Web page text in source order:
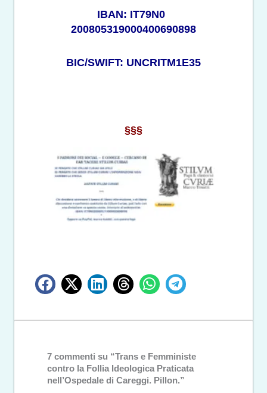
IBAN: IT79N0
200805319000400690898
BIC/SWIFT: UNCRITM1E35
§§§
7 commenti su “Trans e Femministe
contro la Follia Ideologica Praticata
nell’Ospedale di Careggi. Pillon.”